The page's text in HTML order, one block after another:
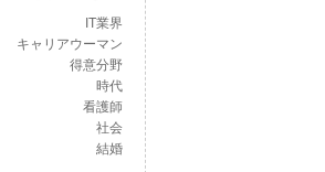
IT業界
キャリアウーマン
得意分野
時代
看護師
社会
結婚